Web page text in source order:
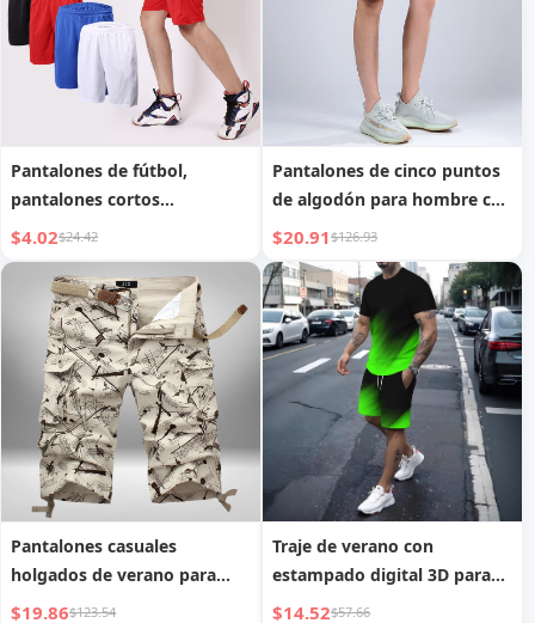
Pantalones de fútbol,
pantalones cortos
deportivos, pantalones
casuales acortados y
transpirables para hombre
$4.02$24.42
Pantalones de cinco puntos
de algodón para hombre con
múltiples bolsillos
$20.91$126.93
Pantalones casuales
holgados de verano para
hombre
$19.86$123.54
Traje de verano con
estampado digital 3D para
hombre
$14.52$57.66